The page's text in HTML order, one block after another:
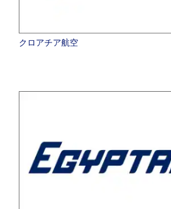
クロアチア航空